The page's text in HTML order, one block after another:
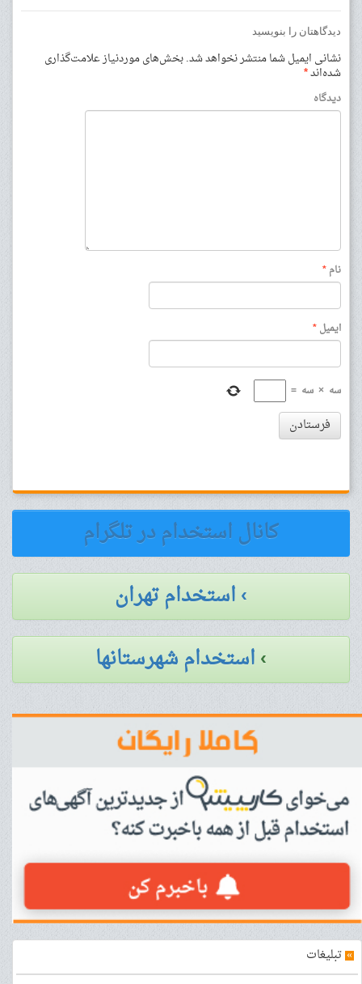
دیدگاهتان را بنویسید
نشانی ایمیل شما منتشر نخواهد شد.بخش‌های موردنیاز علامت‌گذاری
شده‌اند*
دیدگاه
نام*
ایمیل*
سه × سه =
فرستادن
کانال استخدام در تلگرام
› استخدام تهران
›استخدام شهرستانها
» تبلیغات